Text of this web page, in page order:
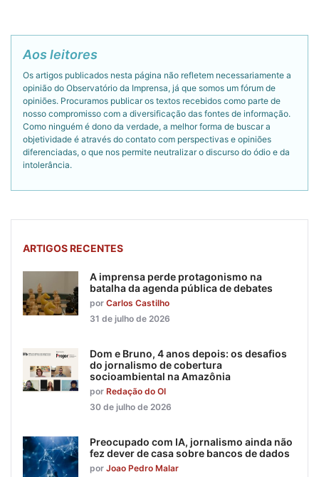
Aos leitores
Os artigos publicados nesta página não refletem necessariamente a
opinião do Observatório da Imprensa, já que somos um fórum de
opiniões. Procuramos publicar os textos recebidos como parte de
nosso compromisso com a diversificação das fontes de informação.
Como ninguém é dono da verdade, a melhor forma de buscar a
objetividade é através do contato com perspectivas e opiniões
diferenciadas, o que nos permite neutralizar o discurso do ódio e da
intolerância.
ARTIGOS RECENTES
A imprensa perde protagonismo na
batalha da agenda pública de debates
por Carlos Castilho
31 de julho de 2026
Dom e Bruno, 4 anos depois: os desafios
do jornalismo de cobertura
socioambiental na Amazônia
por Redação do OI
30 de julho de 2026
Preocupado com IA, jornalismo ainda não
fez dever de casa sobre bancos de dados
por Joao Pedro Malar